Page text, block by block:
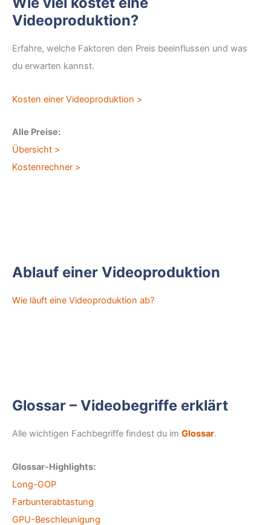
Videoproduktion?
Erfahre, welche Faktoren den Preis beeinflussen und was
du erwarten kannst.
Kosten einer Videoproduktion >
Alle Preise:
Übersicht >
Kostenrechner >
Ablauf einer Videoproduktion
Wie läuft eine Videoproduktion ab?
Glossar – Videobegriffe erklärt
Alle wichtigen Fachbegriffe findest du im Glossar.
Glossar-Highlights:
Long-GOP
Farbunterabtastung
GPU-Beschleunigung